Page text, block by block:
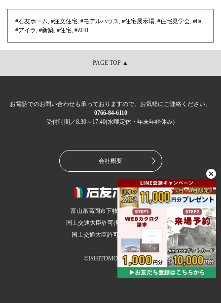
#石友ホーム, #注文住宅, #モデルハウス, #住宅展示場, #住宅見学会, #ila,
#アイラ, #新築, #住宅, #ZEH
PAGE TOP ▲
お電話でのお問い合わせも承っておりますので、お気軽にご連絡ください。
0766-84-6110
受付時間／8:30～17:40(水曜定休・年末年始休み)
会社概要
富山県高岡市下牧野36-2(本社)
国土交通大臣許可(般-5)第17754号
国土交通大臣許可(6)第5694号
©ISHITOMO HOME